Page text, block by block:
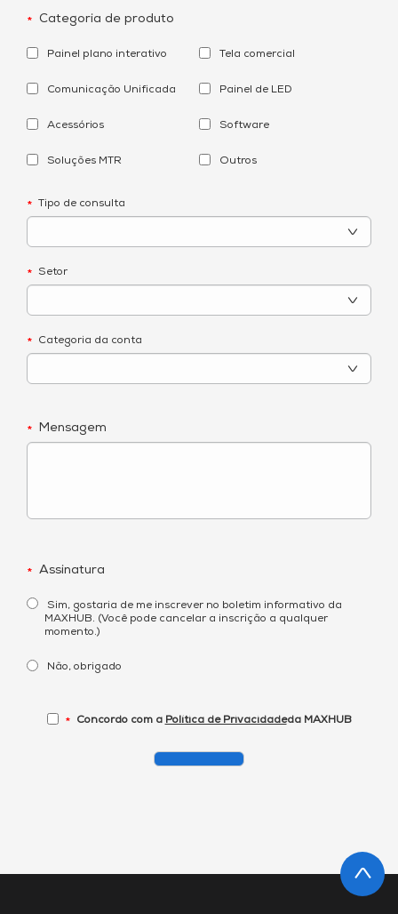
* Categoria de produto
Painel plano interativo Tela comercial
Comunicação Unificada Painel de LED
Acessórios Software
Soluções MTR Outros
* Tipo de consulta
* Setor
* Categoria da conta
* Mensagem
* Assinatura
Sim, gostaria de me inscrever no boletim informativo da
MAXHUB. (Você pode cancelar a inscrição a qualquer
momento.)
Não, obrigado
* Concordo com a Política de Privacidadeda MAXHUB